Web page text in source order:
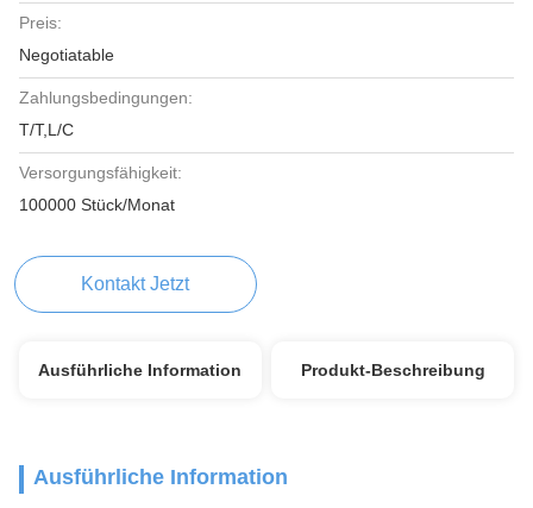
Preis:
Negotiatable
Zahlungsbedingungen:
T/T,L/C
Versorgungsfähigkeit:
100000 Stück/Monat
Kontakt Jetzt
Ausführliche Information Produkt-Beschreibung
Ausführliche Information